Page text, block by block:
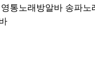
통노래방알바 송파노